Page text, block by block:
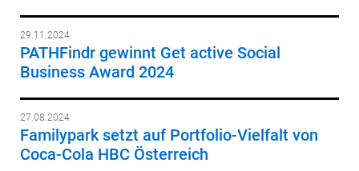
29.11.2024
PATHFindr gewinnt Get active Social
Business Award 2024
27.08.2024
Familypark setzt auf Portfolio-Vielfalt von
Coca-Cola HBC Österreich